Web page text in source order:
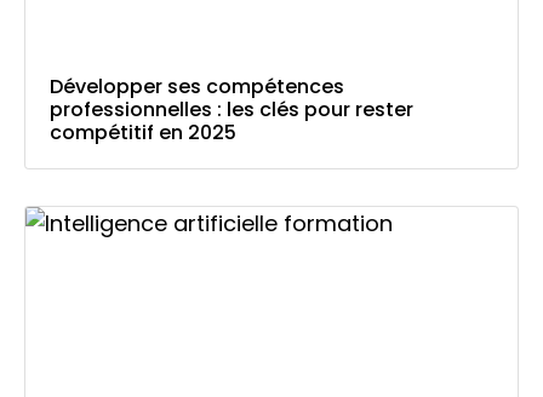
Développer ses compétences
professionnelles : les clés pour rester
compétitif en 2025